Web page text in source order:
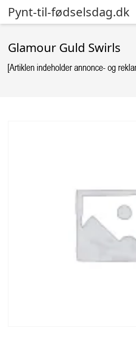
Pynt-til-fødselsdag.dk
Glamour Guld Swirls